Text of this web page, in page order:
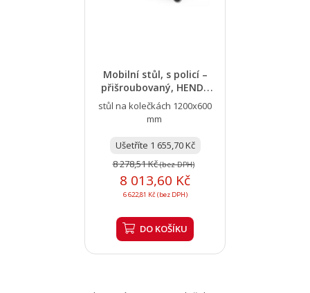
Mobilní stůl, s policí –
přišroubovaný, HENDI,
Kitchen...
stůl na kolečkách 1200x600
mm
Ušetříte 1 655,70 Kč
8 278,51 Kč(bez DPH)
8 013,60 Kč
6 622,81 Kč (bez DPH)
DO KOŠÍKU